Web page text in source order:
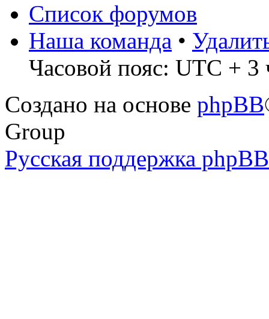
Список форумов
Наша команда •
Часовой пояс: UTC + 3
Создано на основе phpBB
Group
Русская поддержка phpBB